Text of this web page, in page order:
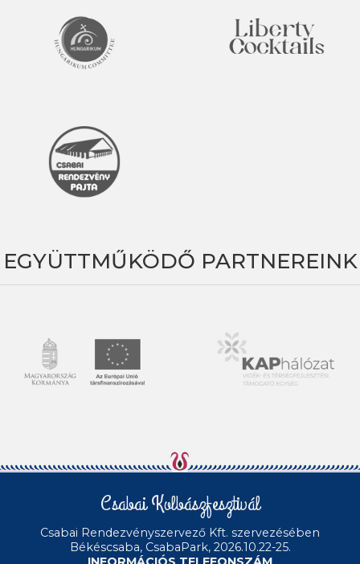
EGYÜTTMŰKÖDŐ PARTNEREINK
Csabai Kolbászfesztivál
Csabai Rendezvényszervező Kft. szervezésében
Békéscsaba, CsabaPark, 2026.10.22-25.